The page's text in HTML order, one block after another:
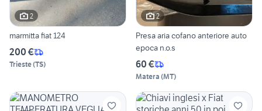
2
marmitta fiat 124
200 €
Trieste(TS)
2
Presa aria cofano anteriore auto
epoca n.o.s
60 €
Matera (MT)